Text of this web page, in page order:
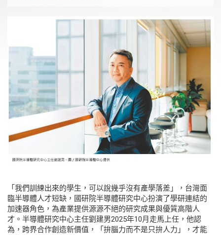
「我們訓練出來的學生，可以說幾乎沒有產學落差」，台灣面
臨半導體人才短缺，國研院半導體研究中心扮演了學研連結的
加速器角色，為產業提供源源不絕的研究成果與優質高階人
才。半導體研究中心主任劉建男2025年10月走馬上任，他認
為，跨界合作創造新價值，「拚腦力而不是只拚人力」，才能